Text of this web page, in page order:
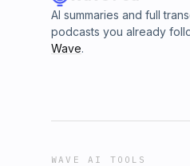
AI summaries and full
podcasts you already
Wave.
WAVE AI TOOLS